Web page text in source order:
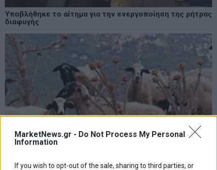
MarketNews.gr - Do Not Process My Personal
Information
If you wish to opt-out of the sale, sharing to third parties, or
Υποβλήθηκε το αίτημα για την ενεργοποίηση της ρήτρας
διαφυγής